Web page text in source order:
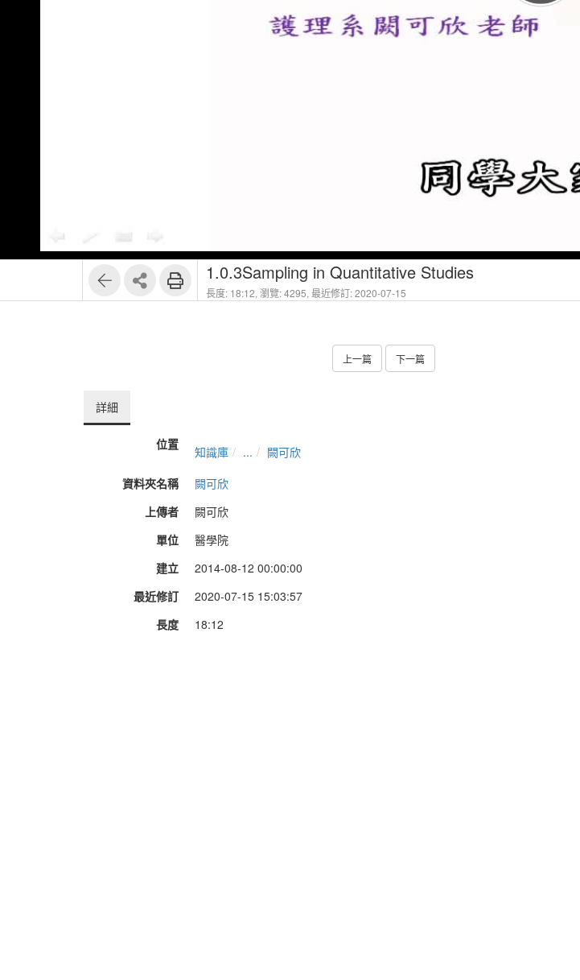
1.0.3Sampling in Quantitative Studies
長度: 18:12, 瀏覽: 4295, 最近修訂: 2020-07-15
上一篇 下一篇
詳細
位置 知識庫 ...
闕可欣
資料夾名稱
闕可欣
上傳者
闕可欣
單位
醫學院
建立
2014-08-12 00:00:00
最近修訂
2020-07-15 15:03:57
長度
18:12